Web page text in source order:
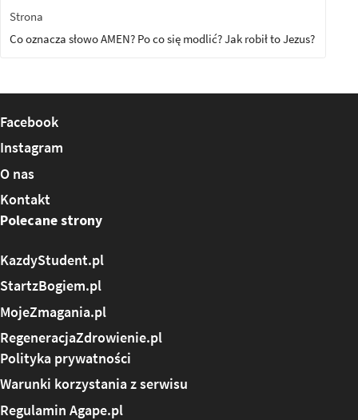
Strona
Co oznacza słowo AMEN? Po co się modlić? Jak robił to Jezus?
Facebook
Instagram
O nas
Kontakt
Polecane strony
KazdyStudent.pl
StartzBogiem.pl
MojeZmagania.pl
RegeneracjaZdrowienie.pl
Polityka prywatności
Warunki korzystania z serwisu
Regulamin Agape.pl